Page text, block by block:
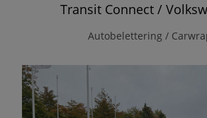
Transit Connect /
Autobelettering /